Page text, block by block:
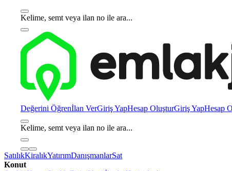
Kelime, semt veya ilan no ile ara...
Değerini Öğrenİlan VerGiriş YapHesap OluşturGiriş YapHesap
Kelime, semt veya ilan no ile ara...
SatılıkKiralıkYatırımDanışmanlarSat
Konut